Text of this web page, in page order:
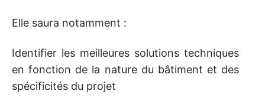
Elle saura notamment :
Identifier les meilleures solutions techniques
en fonction de la nature du bâtiment et des
spécificités du projet